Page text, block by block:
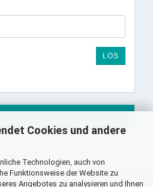
Cookies und andere
Technologien, auch von
Funktionsweise der Website zu
Angebotes zu analysieren und Ihnen
LOS